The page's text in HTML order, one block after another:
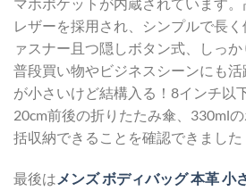
レザーを採用され、シンプルで長
ァスナー且つ隠しボタン式、しっ
普段買い物やビジネスシーンにも
が小さいけど結構入る！8インチ以
20cm前後の折りたたみ傘、330ml
括収納できることを確認できました
最後は メンズ ボディバッグ 本革 小